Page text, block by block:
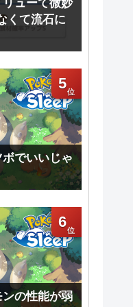
リューて微妙
くて流石に
5
ボでいいじゃ
6
ンの性能が弱